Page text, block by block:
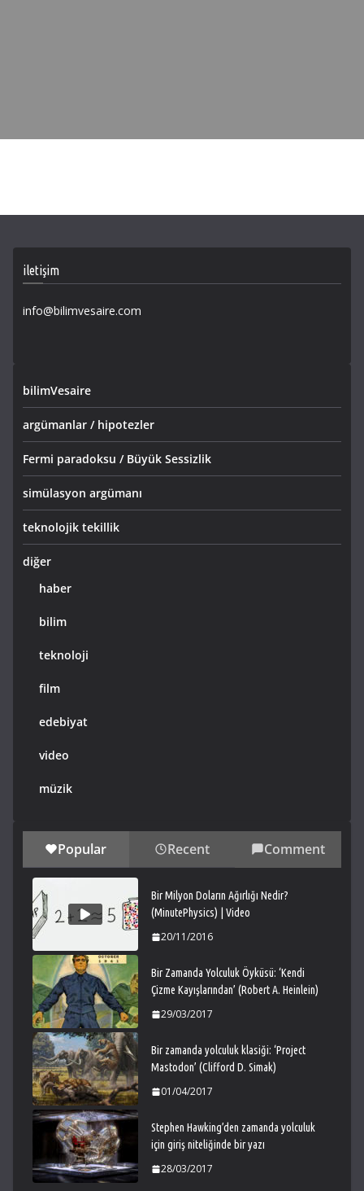
iletişim
info@bilimvesaire.com
bilimVesaire
argümanlar / hipotezler
Fermi paradoksu / Büyük Sessizlik
simülasyon argümanı
teknolojik tekillik
diğer
haber
bilim
teknoloji
film
edebiyat
video
müzik
Popular Recent Comment
Bir Milyon Doların Ağırlığı Nedir?
(MinutePhysics) | Video
20/11/2016
Bir Zamanda Yolculuk Öyküsü: ‘Kendi
Çizme Kayışlarından’ (Robert A. Heinlein)
29/03/2017
Bir zamanda yolculuk klasiği: ‘Project
Mastodon’ (Clifford D. Simak)
01/04/2017
Stephen Hawking’den zamanda yolculuk
için giriş niteliğinde bir yazı
28/03/2017